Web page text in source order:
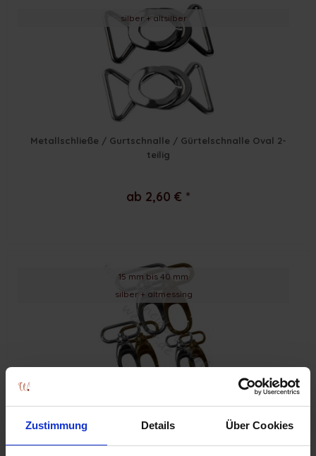
Zustimmung Details Über Cookies
silber + altsilber
Metallschließe / Gurtschnalle / Gürtelschnalle Oval 2-
teilig
ab 2,60 € *
15 mm bis 40 mm
silber + altmessing